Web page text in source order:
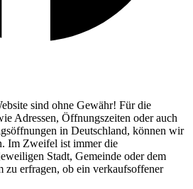
sind ohne Gewähr! Für die
Adressen, Öffnungszeiten oder auch
in Deutschland, können wir
Im Zweifel ist immer die
Stadt, Gemeinde oder dem
zu erfragen, ob ein verkaufsoffener